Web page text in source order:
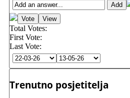
Total Votes:
First Vote:
Last Vote:
Trenutno posjetitelja